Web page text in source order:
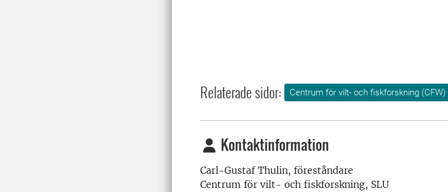
Relaterade sidor: Centrum för vilt- och fiskforskning (CFW)
Kontaktinformation
Carl-Gustaf Thulin, föreståndare
Centrum för vilt- och fiskforskning, SLU